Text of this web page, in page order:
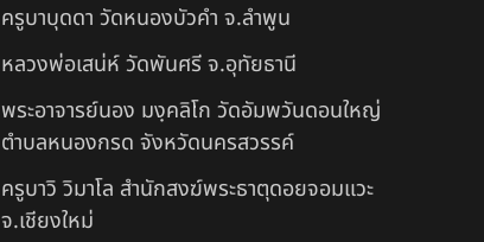
ครูบาบุดดา วัดหนองบัวคํา จ.ลําพูน
หลวงพ่อเสน่ห์ วัดพันศรี จ.อุทัยธานี
พระอาจารย์นอง มงฺคลิโก วัดอัมพวันดอนใหญ่
ตำบลหนองกรด จังหวัดนครสวรรค์
ครูบาวิ วิมาโล สำนักสงฆ์พระธาตุดอยจอมแวะ
จ.เชียงใหม่